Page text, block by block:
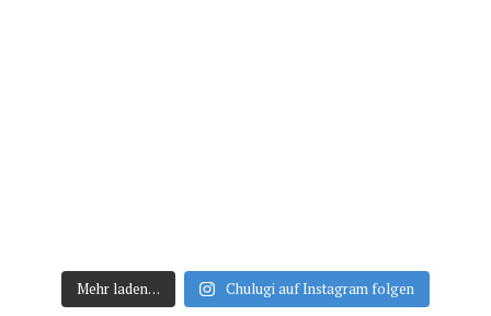
Mehr laden… Chulugi auf Instagram folgen